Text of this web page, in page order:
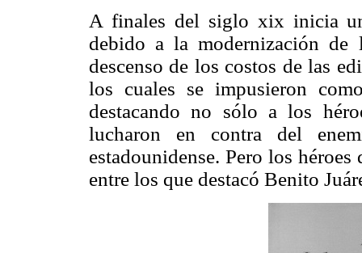
A finales del siglo xix inicia
debido a la modernización de
descenso de los costos de las
los cuales se impusieron
destacando no sólo a los
lucharon en contra del
estadounidense. Pero los
entre los que destacó Benito